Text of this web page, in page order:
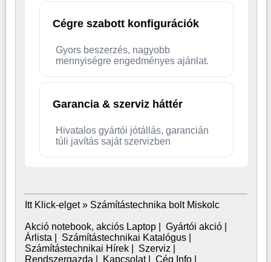
Cégre szabott konfigurációk
Gyors beszerzés, nagyobb
mennyiségre engedményes ajánlat.
Garancia & szerviz háttér
Hivatalos gyártói jótállás, garancián
túli javítás saját szervizben
Itt Klick-elget » Számítástechnika bolt Miskolc
Akció notebook, akciós Laptop| Gyártói akció|
Árlista
Számítástechnikai Katalógus|
Számítástechnikai Hírek| Szerviz
Rendszergazda
Kapcsolat| Cég Info|